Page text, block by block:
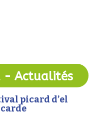
- Actualités
picard d’el